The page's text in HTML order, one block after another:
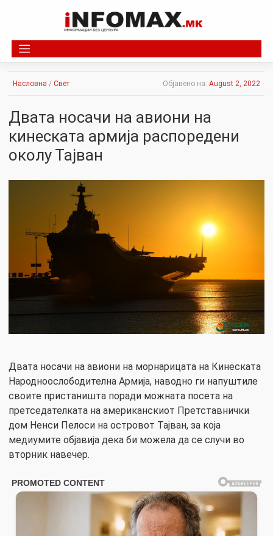
Насловна / Свет Објавено на: August 2, 2022
Двата носачи на авиони на
кинеската армија распоредени
околу Тајван
Двата носачи на авиони на морнарицата на Кинеската
Народноослободителна Армија, наводно ги напуштиле
своите пристаништа поради можната посета на
претседателката на американскиот Претставнички
дом Ненси Пелоси на островот Тајван, за која
медиумите објавија дека би можела да се случи во
вторник навечер.